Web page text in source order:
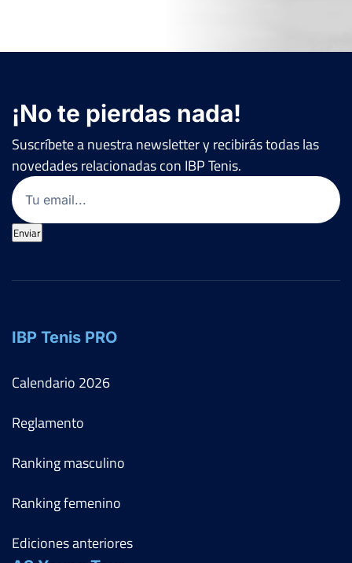
¡No te pierdas nada!
Suscríbete a nuestra newsletter y recibirás todas las
novedades relacionadas con IBP Tenis.
Email
Enviar
IBP Tenis PRO
Calendario 2026
Reglamento
Ranking masculino
Ranking femenino
Ediciones anteriores